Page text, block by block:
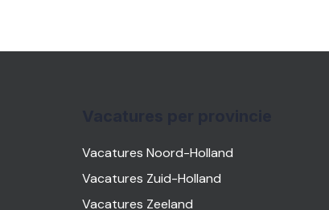
Vacatures Noord-Holland
Vacatures Zuid-Holland
Vacatures Zeeland